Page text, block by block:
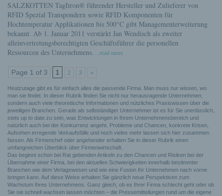
SALZKOTTEN TagItron® führender Hersteller und Zulieferer von
RFID Spezial Transpondern sowie RFID Komponenten für
Hochtemperatur Applikationen bis 500°C gibt Managementerweiterung
bekannt. Ab 1. Januar 2011 verstärkt Jan Wendisch als zweiter
alleinvertretungsberechtigten Geschäftsführer die personellen
Ressourcen des Unternehmens. ...read more
Page 1 of 3 1 2 3 »
Heutzutage gibt es für einfach alles die passende Firma. Man muss nur wissen, wo
man sie findet. In dieser Rubrik finden Sie nicht nur herausragende Unternehmen,
sondern auch viele theoretische Informationen und nützliches Praxiswissen über die
jeweiligen Branchen. Gerade als selbständiger Unternehmer ist es für Sie unerlässlich,
stets up to date zu sein, was Entwicklungen in Ihrem Unternehmensbereich und
natürlich auch bei der Konkurrenz angeht. Probleme und Chancen, konkrete Krisen,
Aufsehen erregende Verkaufsfälle und noch vieles mehr lassen sich hier zusammen
fassen. Als Firmenchef oder angehender erhalten Sie in dieser Rubrik einen
umfangreichen Überblick über Firmenwirtschaft.
Das beginnt schon bei Rat gebenden Artikeln zu den Chancen und Risiken bei der
Übernahme einer Firma, bei den aktuellen Schwierigkeiten innerhalb bestimmter
Branchen wie dem Verlagswesen und wie eine Fusion Ihr Unternehmen nach vorne
bringen kann. Auf diese Weise erhalten Sie gänzlich neue Perspektiven zum
Wachstum Ihres Unternehmens. Ganz gleich, ob es Ihrer Firma schlecht geht oder ob
Sie sie schnell wachsen lassen möchten – die Pressemitteilungen rund um die eigene